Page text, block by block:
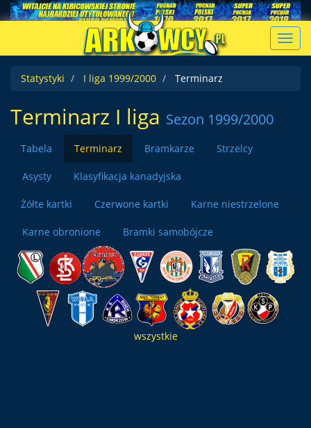
Statystyki
I liga 1999/2000 Terminarz
Terminarz I liga Sezon 1999/2000
Tabela Terminarz Bramkarze Strzelcy
Asysty Klasyfikacja kanadyjska
Żółte kartki Czerwone kartki Karne niestrzelone
Karne obronione Bramki samobójcze
wszystkie